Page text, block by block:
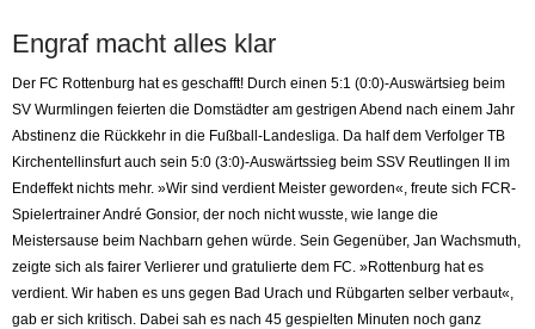
Engraf macht alles klar
Der FC Rottenburg hat es geschafft! Durch einen 5:1 (0:0)-Auswärtsieg beim
SV Wurmlingen feierten die Domstädter am gestrigen Abend nach einem Jahr
Abstinenz die Rückkehr in die Fußball-Landesliga. Da half dem Verfolger TB
Kirchentellinsfurt auch sein 5:0 (3:0)-Auswärtssieg beim SSV Reutlingen II im
Endeffekt nichts mehr. »Wir sind verdient Meister geworden«, freute sich FCR-
Spielertrainer André Gonsior, der noch nicht wusste, wie lange die
Meistersause beim Nachbarn gehen würde. Sein Gegenüber, Jan Wachsmuth,
zeigte sich als fairer Verlierer und gratulierte dem FC. »Rottenburg hat es
verdient. Wir haben es uns gegen Bad Urach und Rübgarten selber verbaut«,
gab er sich kritisch. Dabei sah es nach 45 gespielten Minuten noch ganz